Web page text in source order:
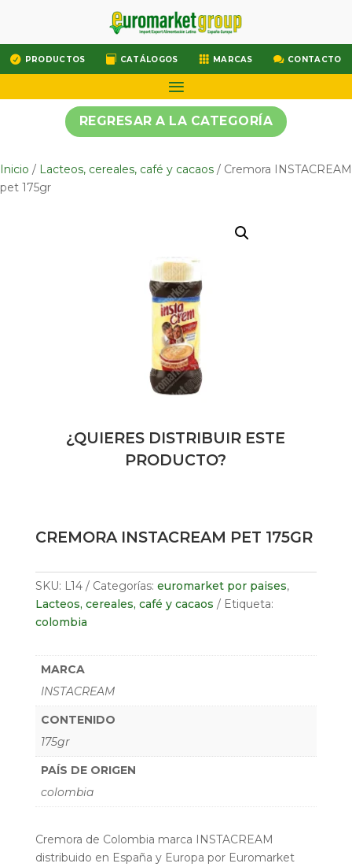
 PRODUCTOS  CATÁLOGOS  MARCAS  CONTACTO
REGRESAR A LA CATEGORÍA
Inicio / Lacteos, cereales, café y cacaos / Cremora INSTACREAM
pet 175gr
¿QUIERES DISTRIBUIR ESTE
PRODUCTO?
CREMORA INSTACREAM PET 175GR
SKU: L14 Categorías: euromarket por paises,
Lacteos, cereales, café y cacaos
Etiqueta:
colombia
MARCA
INSTACREAM
CONTENIDO
175gr
PAÍS DE ORIGEN
colombia
Cremora de Colombia marca INSTACREAM
distribuido en España y Europa por Euromarket